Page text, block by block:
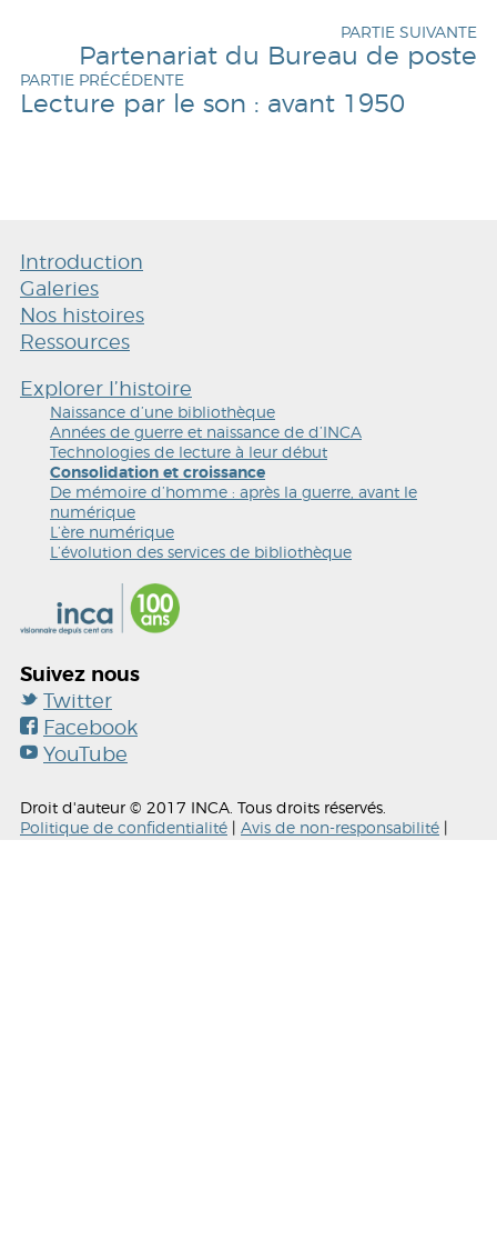
PARTIE SUIVANTE
Partenariat du Bureau de poste
PARTIE PRÉCÉDENTE
Lecture par le son : avant 1950
Introduction
Galeries
Nos histoires
Ressources
Explorer l’histoire
Naissance d’une bibliothèque
Années de guerre et naissance de d’INCA
Technologies de lecture à leur début
Consolidation et croissance
De mémoire d’homme : après la guerre, avant le
numérique
L’ère numérique
L’évolution des services de bibliothèque
Suivez nous
Twitter
Facebook
YouTube
Droit d'auteur © 2017 INCA. Tous droits réservés.
Politique de confidentialité
Avis de non-responsabilité